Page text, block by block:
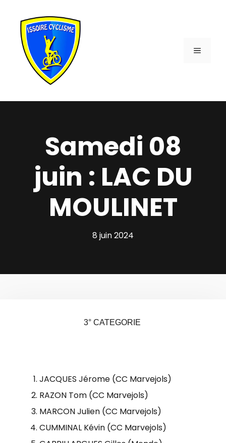
contenu
MENU
Samedi 08
juin : LAC DU
MOULINET
8 juin 2024
3° CATEGORIE
JACQUES Jérome (CC Marvejols)
RAZON Tom (CC Marvejols)
MARCON Julien (CC Marvejols)
CUMMINAL Kévin (CC Marvejols)